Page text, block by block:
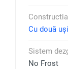
Cu două uși
Sistem
No Frost